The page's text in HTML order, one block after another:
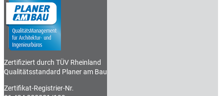
Zertifiziert durch TÜV Rheinland
Qualitätsstandard Planer am Bau
Zertifikat-Registrier-Nr.